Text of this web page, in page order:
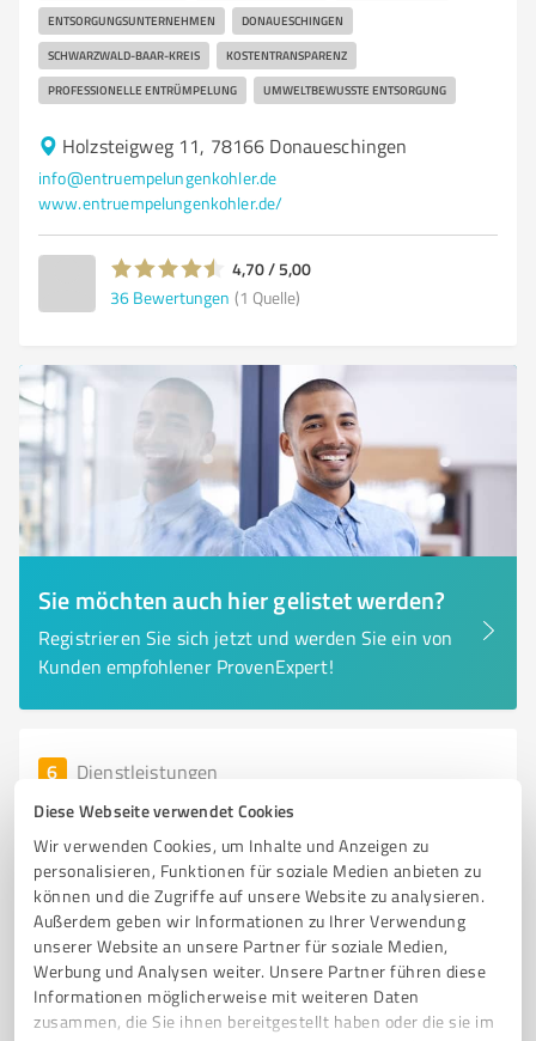
Diese Webseite verwendet Cookies
Wir verwenden Cookies, um Inhalte und Anzeigen zu
personalisieren, Funktionen für soziale Medien anbieten zu
können und die Zugriffe auf unsere Website zu analysieren.
Außerdem geben wir Informationen zu Ihrer Verwendung
unserer Website an unsere Partner für soziale Medien,
Werbung und Analysen weiter. Unsere Partner führen diese
Informationen möglicherweise mit weiteren Daten
zusammen, die Sie ihnen bereitgestellt haben oder die sie im
ENTSORGUNGSUNTERNEHMEN DONAUESCHINGEN
SCHWARZWALD-BAAR-KREIS KOSTENTRANSPARENZ
PROFESSIONELLE ENTRÜMPELUNG UMWELTBEWUSSTE ENTSORGUNG
Holzsteigweg 11, 78166 Donaueschingen
info@entruempelungenkohler.de
www.entruempelungenkohler.de/
4,70 / 5,00
36 Bewertungen (1 Quelle)
Sie möchten auch hier gelistet werden?
Registrieren Sie sich jetzt und werden Sie ein von
Kunden empfohlener ProvenExpert!
6 Dienstleistungen
Quattländer GmbH, Fachgroßhandel für
Reinigungsbedarf
Fachgroßhandel für Reinigungsbedarf in Bräunlingen -
Quattländer GmbH
REINIGUNGSBEDARF FACHGROSSHANDEL BRÄUNLINGEN
HYGIENEPAPIERE REINIGUNGSGERÄTE GEBÄUDEREINIGER
INDUSTRIEBETRIEBE GASTRONOMIE LIEFERSERVICE